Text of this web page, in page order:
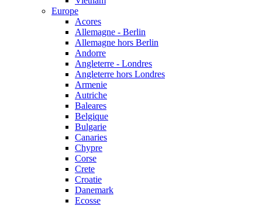
Europe
Acores
Allemagne - Berlin
Allemagne hors Berlin
Andorre
Angleterre - Londres
Angleterre hors Londres
Armenie
Autriche
Baleares
Belgique
Bulgarie
Canaries
Chypre
Corse
Crete
Croatie
Danemark
Ecosse